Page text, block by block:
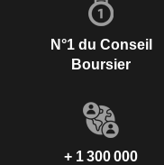
N°1 du Conseil
Boursier
+ 1 300 000